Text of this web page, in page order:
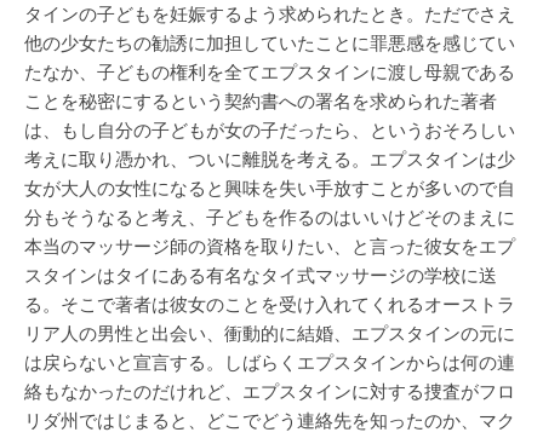
タインの子どもを妊娠するよう求められたとき。ただでさえ
他の少女たちの勧誘に加担していたことに罪悪感を感じてい
たなか、子どもの権利を全てエプスタインに渡し母親である
ことを秘密にするという契約書への署名を求められた著者
は、もし自分の子どもが女の子だったら、というおそろしい
考えに取り憑かれ、ついに離脱を考える。エプスタインは少
女が大人の女性になると興味を失い手放すことが多いので自
分もそうなると考え、子どもを作るのはいいけどそのまえに
本当のマッサージ師の資格を取りたい、と言った彼女をエプ
スタインはタイにある有名なタイ式マッサージの学校に送
る。そこで著者は彼女のことを受け入れてくれるオーストラ
リア人の男性と出会い、衝動的に結婚、エプスタインの元に
は戻らないと宣言する。しばらくエプスタインからは何の連
絡もなかったのだけれど、エプスタインに対する捜査がフロ
リダ州ではじまると、どこでどう連絡先を知ったのか、マク